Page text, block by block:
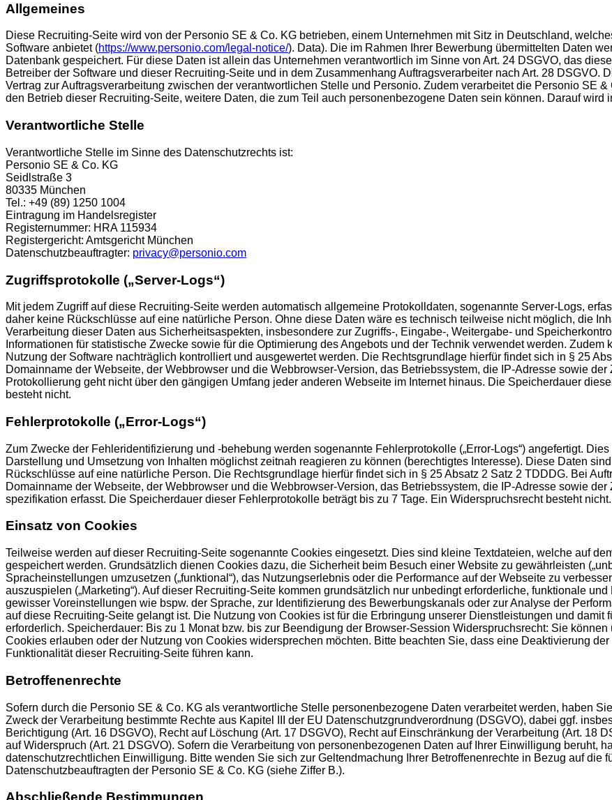
Allgemeines
Diese Recruiting-Seite wird von der Personio SE & Co. KG betrieben, einem Unternehmen mit Sitz in Deutschland,
Software anbietet (https://www.personio.com/legal-notice/). Data). Die im Rahmen Ihrer Bewerbung übermittelten Daten
Datenbank gespeichert. Für diese Daten ist allein das Unternehmen verantwortlich im Sinne von Art. 24 DSGVO, das
Betreiber der Software und dieser Recruiting-Seite und in dem Zusammenhang Auftragsverarbeiter nach Art. 28 DSGVO.
Vertrag zur Auftragsverarbeitung zwischen der verantwortlichen Stelle und Personio. Zudem verarbeitet die Personio SE
den Betrieb dieser Recruiting-Seite, weitere Daten, die zum Teil auch personenbezogene Daten sein können. Darauf wird
Verantwortliche Stelle
Verantwortliche Stelle im Sinne des Datenschutzrechts ist:
Personio SE & Co. KG
Seidlstraße 3
80335 München
Tel.: +49 (89) 1250 1004
Eintragung im Handelsregister
Registernummer: HRA 115934
Registergericht: Amtsgericht München
Datenschutzbeauftragter: privacy@personio.com
Zugriffsprotokolle („Server-Logs“)
Mit jedem Zugriff auf diese Recruiting-Seite werden automatisch allgemeine Protokolldaten, sogenannte Server-Logs,
daher keine Rückschlüsse auf eine natürliche Person. Ohne diese Daten wäre es technisch teilweise nicht möglich, die
Verarbeitung dieser Daten aus Sicherheitsaspekten, insbesondere zur Zugriffs-, Eingabe-, Weitergabe- und
Informationen für statistische Zwecke sowie für die Optimierung des Angebots und der Technik verwendet werden.
Nutzung der Software nachträglich kontrolliert und ausgewertet werden. Die Rechtsgrundlage hierfür findet sich in § 25
Domainname der Webseite, der Webbrowser und die Webbrowser-Version, das Betriebssystem, die IP-Adresse sowie
Protokollierung geht nicht über den gängigen Umfang jeder anderen Webseite im Internet hinaus. Die Speicherdauer
besteht nicht.
Fehlerprotokolle („Error-Logs“)
Zum Zwecke der Fehleridentifizierung und -behebung werden sogenannte Fehlerprotokolle („Error-Logs“) angefertigt.
Darstellung und Umsetzung von Inhalten möglichst zeitnah reagieren zu können (berechtigtes Interesse). Diese Daten
Rückschlüsse auf eine natürliche Person. Die Rechtsgrundlage hierfür findet sich in § 25 Absatz 2 Satz 2 TDDDG. Bei
Domainname der Webseite, der Webbrowser und die Webbrowser-Version, das Betriebssystem, die IP-Adresse sowie
spezifikation erfasst. Die Speicherdauer dieser Fehlerprotokolle beträgt bis zu 7 Tage. Ein Widerspruchsrecht besteht nicht.
Einsatz von Cookies
Teilweise werden auf dieser Recruiting-Seite sogenannte Cookies eingesetzt. Dies sind kleine Textdateien, welche auf
gespeichert werden. Grundsätzlich dienen Cookies dazu, die Sicherheit beim Besuch einer Website zu gewährleisten
Spracheinstellungen umzusetzen („funktional“), das Nutzungserlebnis oder die Performance auf der Webseite zu
auszuspielen („Marketing“). Auf dieser Recruiting-Seite kommen grundsätzlich nur unbedingt erforderliche, funktionale
gewisser Voreinstellungen wie bspw. der Sprache, zur Identifizierung des Bewerbungskanals oder zur Analyse der
auf diese Recruiting-Seite gelangt ist. Die Nutzung von Cookies ist für die Erbringung unserer Dienstleistungen und damit
erforderlich. Speicherdauer: Bis zu 1 Monat bzw. bis zur Beendigung der Browser-Session Widerspruchsrecht: Sie
Cookies erlauben oder der Nutzung von Cookies widersprechen möchten. Bitte beachten Sie, dass eine Deaktivierung
Funktionalität dieser Recruiting-Seite führen kann.
Betroffenenrechte
Sofern durch die Personio SE & Co. KG als verantwortliche Stelle personenbezogene Daten verarbeitet werden, haben
Zweck der Verarbeitung bestimmte Rechte aus Kapitel III der EU Datenschutzgrundverordnung (DSGVO), dabei ggf.
Berichtigung (Art. 16 DSGVO), Recht auf Löschung (Art. 17 DSGVO), Recht auf Einschränkung der Verarbeitung (Art. 18
auf Widerspruch (Art. 21 DSGVO). Sofern die Verarbeitung von personenbezogenen Daten auf Ihrer Einwilligung beruht,
datenschutzrechtlichen Einwilligung. Bitte wenden Sie sich zur Geltendmachung Ihrer Betroffenenrechte in Bezug auf die
Datenschutzbeauftragten der Personio SE & Co. KG (siehe Ziffer B.).